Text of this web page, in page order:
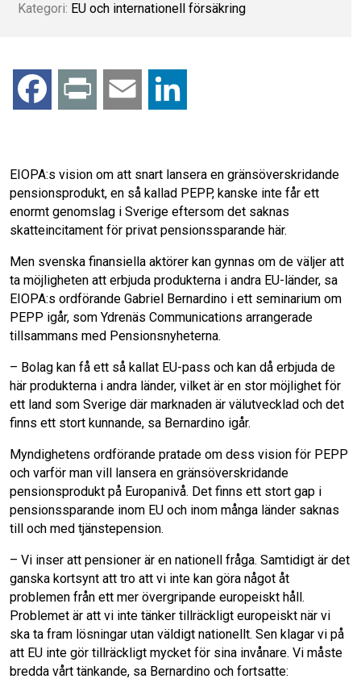
Kategori: EU och internationell försäkring
o
o
k
n
d
I
EIOPA:s vision om att snart lansera en gränsöverskridande
pensionsprodukt, en så kallad PEPP, kanske inte får ett
enormt genomslag i Sverige eftersom det saknas
skatteincitament för privat pensionssparande här.
Men svenska finansiella aktörer kan gynnas om de väljer att
ta möjligheten att erbjuda produkterna i andra EU-länder, sa
EIOPA:s ordförande Gabriel Bernardino i ett seminarium om
PEPP igår, som Ydrenäs Communications arrangerade
tillsammans med Pensionsnyheterna.
– Bolag kan få ett så kallat EU-pass och kan då erbjuda de
här produkterna i andra länder, vilket är en stor möjlighet för
ett land som Sverige där marknaden är välutvecklad och det
finns ett stort kunnande, sa Bernardino igår.
Myndighetens ordförande pratade om dess vision för PEPP
och varför man vill lansera en gränsöverskridande
pensionsprodukt på Europanivå. Det finns ett stort gap i
pensionssparande inom EU och inom många länder saknas
till och med tjänstepension.
– Vi inser att pensioner är en nationell fråga. Samtidigt är det
ganska kortsynt att tro att vi inte kan göra något åt
problemen från ett mer övergripande europeiskt håll.
Problemet är att vi inte tänker tillräckligt europeiskt när vi
ska ta fram lösningar utan väldigt nationellt. Sen klagar vi på
att EU inte gör tillräckligt mycket för sina invånare. Vi måste
bredda vårt tänkande, sa Bernardino och fortsatte: